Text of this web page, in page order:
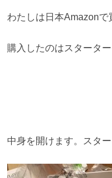
わたしは日本Amazonで
購入したのはスタータ
中身を開けます。スタ